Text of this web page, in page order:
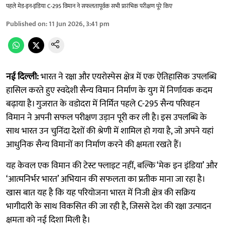
पहले मेड-इन-इंडिया C-295 विमान ने सफलतापूर्वक सभी प्रारंभिक परीक्षण पूरे किए
Published on:11 Jun 2026, 3:41 pm
नई दिल्ली:भारत ने रक्षा और एयरोस्पेस क्षेत्र में एक ऐतिहासिक उपलब्धि
हासिल करते हुए स्वदेशी सैन्य विमान निर्माण के युग में निर्णायक कदम
बढ़ाया है। गुजरात के वडोदरा में निर्मित पहले C-295 सैन्य परिवहन
विमान ने अपनी सफल परीक्षण उड़ान पूरी कर ली है। इस उपलब्धि के
साथ भारत उन चुनिंदा देशों की श्रेणी में शामिल हो गया है, जो अपने यहां
आधुनिक सैन्य विमानों का निर्माण करने की क्षमता रखते हैं।
यह केवल एक विमान की टेस्ट फ्लाइट नहीं, बल्कि ‘मेक इन इंडिया’ और
‘आत्मनिर्भर भारत’ अभियान की सफलता का प्रतीक माना जा रहा है।
खास बात यह है कि यह परियोजना भारत में निजी क्षेत्र की सक्रिय
भागीदारी के साथ विकसित की जा रही है, जिससे देश की रक्षा उत्पादन
क्षमता को नई दिशा मिली है।